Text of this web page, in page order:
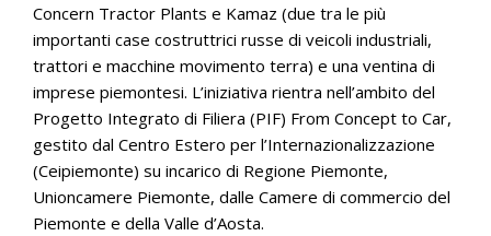
Concern Tractor Plants e Kamaz (due tra le più
importanti case costruttrici russe di veicoli industriali,
trattori e macchine movimento terra) e una ventina di
imprese piemontesi. L’iniziativa rientra nell’ambito del
Progetto Integrato di Filiera (PIF) From Concept to Car,
gestito dal Centro Estero per l’Internazionalizzazione
(Ceipiemonte) su incarico di Regione Piemonte,
Unioncamere Piemonte, dalle Camere di commercio del
Piemonte e della Valle d’Aosta.